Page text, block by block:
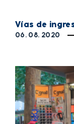
Vías de
06. 08. 2020